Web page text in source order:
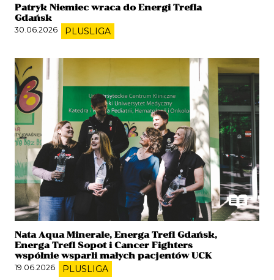
Patryk Niemiec wraca do Energi Trefla
Gdańsk
30.06.2026 PLUSLIGA
Nata Aqua Minerale, Energa Trefl Gdańsk,
Energa Trefl Sopot i Cancer Fighters
wspólnie wsparli małych pacjentów UCK
19.06.2026 PLUSLIGA